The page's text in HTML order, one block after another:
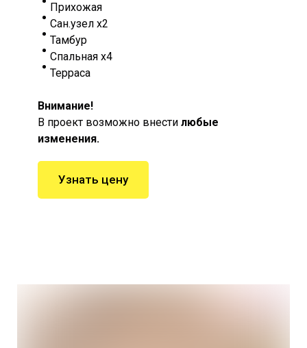
Прихожая
Сан.узел х2
Тамбур
Спальная х4
Терраса
Внимание!
В проект возможно внести любые
изменения.
Узнать цену